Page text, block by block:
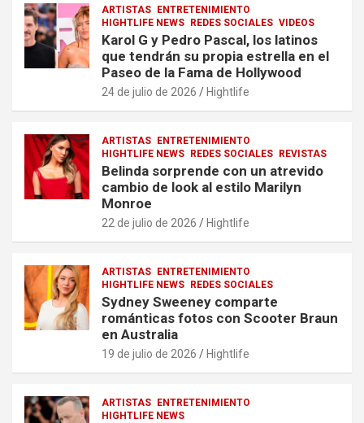
ARTISTAS ENTRETENIMIENTO
HIGHTLIFE NEWS REDES SOCIALES VIDEOS
Karol G y Pedro Pascal, los latinos
que tendrán su propia estrella en el
Paseo de la Fama de Hollywood
24 de julio de 2026 Hightlife
ARTISTAS ENTRETENIMIENTO
HIGHTLIFE NEWS REDES SOCIALES REVISTAS
Belinda sorprende con un atrevido
cambio de look al estilo Marilyn
Monroe
22 de julio de 2026 Hightlife
ARTISTAS ENTRETENIMIENTO
HIGHTLIFE NEWS REDES SOCIALES
Sydney Sweeney comparte
románticas fotos con Scooter Braun
en Australia
19 de julio de 2026 Hightlife
ARTISTAS ENTRETENIMIENTO
HIGHTLIFE NEWS